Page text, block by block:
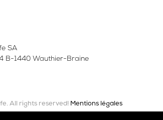
SA
B-1440 Wauthier-Braine
All rights reserved! Mentions légales